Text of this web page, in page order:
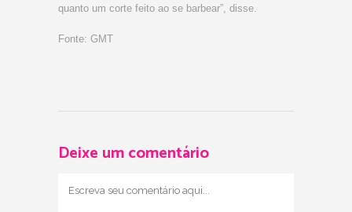
quanto um corte feito ao se barbear”, disse.
Fonte: GMT
Deixe um comentário